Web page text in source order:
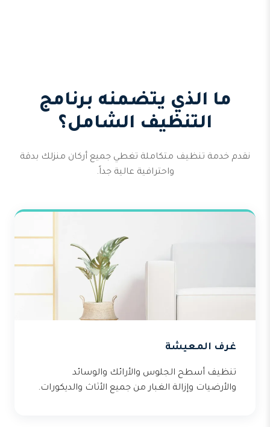
ما الذي يتضمنه برنامج
التنظيف الشامل؟
نقدم خدمة تنظيف متكاملة تغطي جميع أركان منزلك بدقة
واحترافية عالية جداً.
غرف المعيشة
تنظيف أسطح الجلوس والأرائك والوسائد
والأرضيات وإزالة الغبار من جميع الأثاث والديكورات.